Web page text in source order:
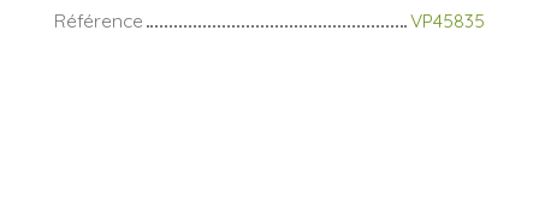
Référence
VP45835